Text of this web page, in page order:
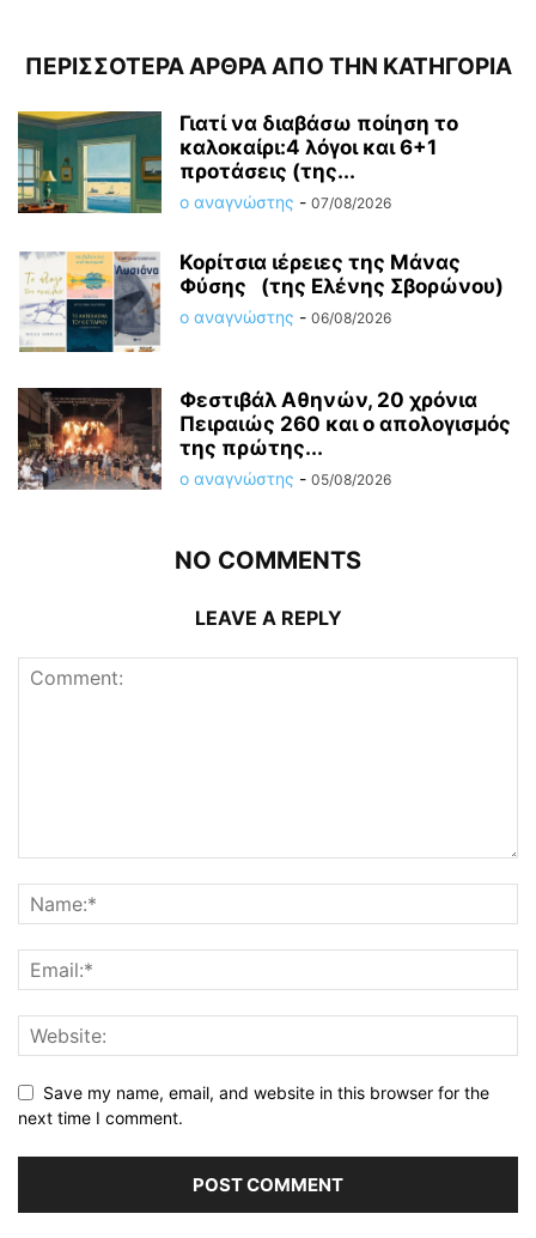
ΠΕΡΙΣΣΟΤΕΡΑ ΑΡΘΡΑ ΑΠΟ ΤΗΝ ΚΑΤΗΓΟΡΙΑ
Γιατί να διαβάσω ποίηση το
καλοκαίρι:4 λόγοι και 6+1
προτάσεις (της...
ο αναγνώστης - 07/08/2026
Κορίτσια ιέρειες της Μάνας
Φύσης (της Ελένης Σβορώνου)
ο αναγνώστης - 06/08/2026
Φεστιβάλ Αθηνών, 20 χρόνια
Πειραιώς 260 και ο απολογισμός
της πρώτης...
ο αναγνώστης - 05/08/2026
NO COMMENTS
LEAVE A REPLY
Save my name, email, and website in this browser for the
next time I comment.